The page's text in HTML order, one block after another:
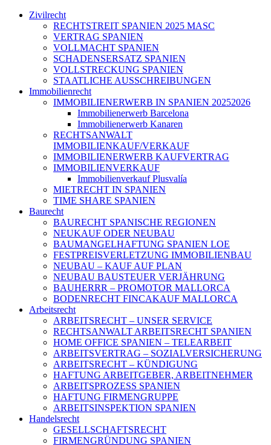
Zivilrecht
RECHTSTREIT SPANIEN 2025 MASC
VERTRAG SPANIEN
VOLLMACHT SPANIEN
SCHADENSERSATZ SPANIEN
VOLLSTRECKUNG SPANIEN
STAATLICHE AUSSCHREIBUNGEN
Immobilienrecht
IMMOBILIENERWERB IN SPANIEN 20252026
Immobilienerwerb Barcelona
Immobilienerwerb Kanaren
RECHTSANWALT
IMMOBILIENKAUF/VERKAUF
IMMOBILIENERWERB KAUFVERTRAG
IMMOBILIENVERKAUF
Immobilienverkauf Plusvalía
MIETRECHT IN SPANIEN
TIME SHARE SPANIEN
Baurecht
BAURECHT SPANISCHE REGIONEN
NEUKAUF ODER NEUBAU
BAUMANGELHAFTUNG SPANIEN LOE
FESTPREISVERLETZUNG IMMOBILIENBAU
NEUBAU – KAUF AUF PLAN
NEUBAU BAUSTEUER VERJÄHRUNG
BAUHERRR – PROMOTOR MALLORCA
BODENRECHT FINCAKAUF MALLORCA
Arbeitsrecht
ARBEITSRECHT – UNSER SERVICE
RECHTSANWALT ARBEITSRECHT SPANIEN
HOME OFFICE SPANIEN – TELEARBEIT
ARBEITSVERTRAG – SOZIALVERSICHERUNG
ARBEITSRECHT – KÜNDIGUNG
HAFTUNG ARBEITGEBER, ARBEITNEHMER
ARBEITSPROZESS SPANIEN
HAFTUNG FIRMENGRUPPE
ARBEITSINSPEKTION SPANIEN
Handelsrecht
GESELLSCHAFTSRECHT
FIRMENGRÜNDUNG SPANIEN